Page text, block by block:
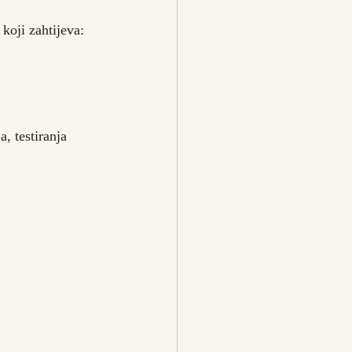
zahtijeva:
testiranja